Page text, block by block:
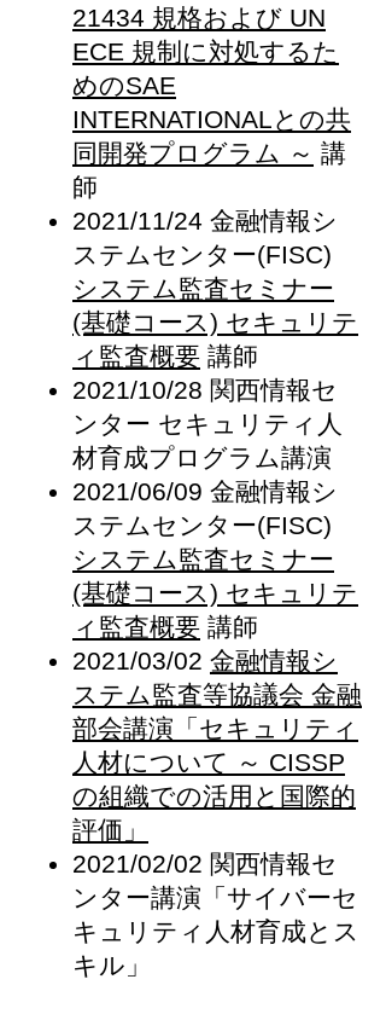
21434 規格および UN
ECE 規制に対処するた
めのSAE
INTERNATIONALとの共
同開発プログラム ～ 講
師
2021/11/24 金融情報シ
ステムセンター(FISC)
システム監査セミナー
(基礎コース) セキュリテ
ィ監査概要 講師
2021/10/28 関西情報セ
ンター セキュリティ人
材育成プログラム講演
2021/06/09 金融情報シ
ステムセンター(FISC)
システム監査セミナー
(基礎コース) セキュリテ
ィ監査概要 講師
2021/03/02 金融情報シ
ステム監査等協議会 金融
部会講演「セキュリティ
⼈材について ～ CISSP
の組織での活⽤と国際的
評価」
2021/02/02 関西情報セ
ンター講演「サイバーセ
キュリティ人材育成とス
キル」